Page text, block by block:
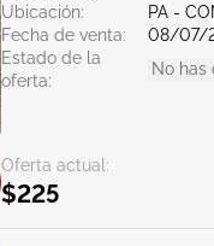
Ubicación:
PA -
Fecha de venta:
08/07/
Estado de la
oferta:
No has
Oferta actual:
$225